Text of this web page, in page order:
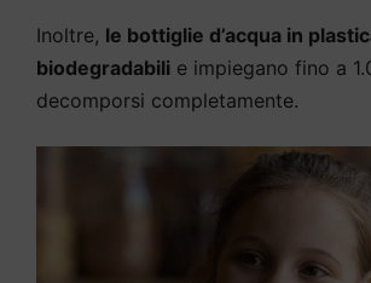
Inoltre, le bottiglie d’acqua in
biodegradabili e impiegano fino a
decomporsi completamente.